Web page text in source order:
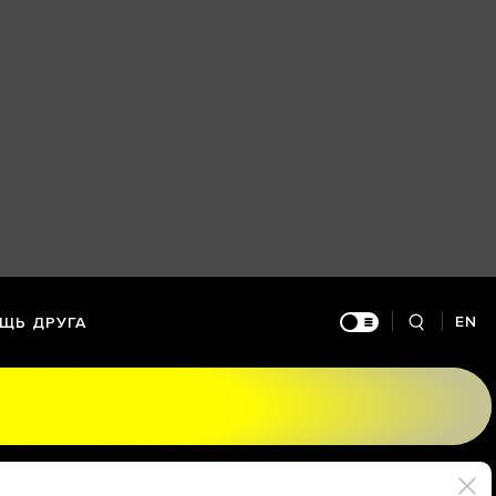
ДРУГА EN